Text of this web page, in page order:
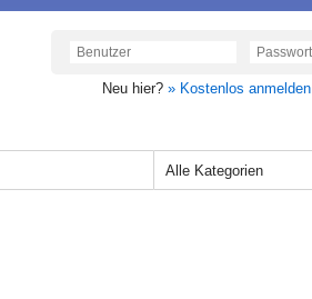
Neu hier? » Kostenlos anmelden
Alle Kategorien